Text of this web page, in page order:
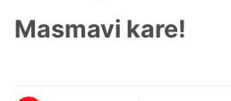
Masmavi kare!